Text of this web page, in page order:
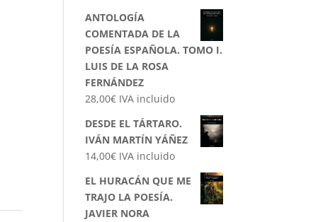
ANTOLOGÍA
COMENTADA DE LA
POESÍA ESPAÑOLA. TOMO I.
LUIS DE LA ROSA
FERNÁNDEZ
28,00€ IVA incluido
DESDE EL TÁRTARO.
IVÁN MARTÍN YÁÑEZ
14,00€ IVA incluido
EL HURACÁN QUE ME
TRAJO LA POESÍA.
JAVIER NORA